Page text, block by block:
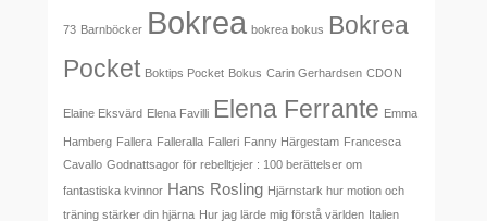
73 Barnböcker Bokrea bokrea bokus
Bokrea
Pocket Boktips Pocket Bokus Carin Gerhardsen CDON
Elaine Eksvärd Elena Favilli Elena Ferrante Emma
Hamberg Fallera Falleralla Falleri Fanny Härgestam Francesca
Cavallo Godnattsagor för rebelltjejer : 100 berättelser om
fantastiska kvinnor Hans Rosling Hjärnstark hur motion och
träning stärker din hjärna Hur jag lärde mig förstå världen Italien